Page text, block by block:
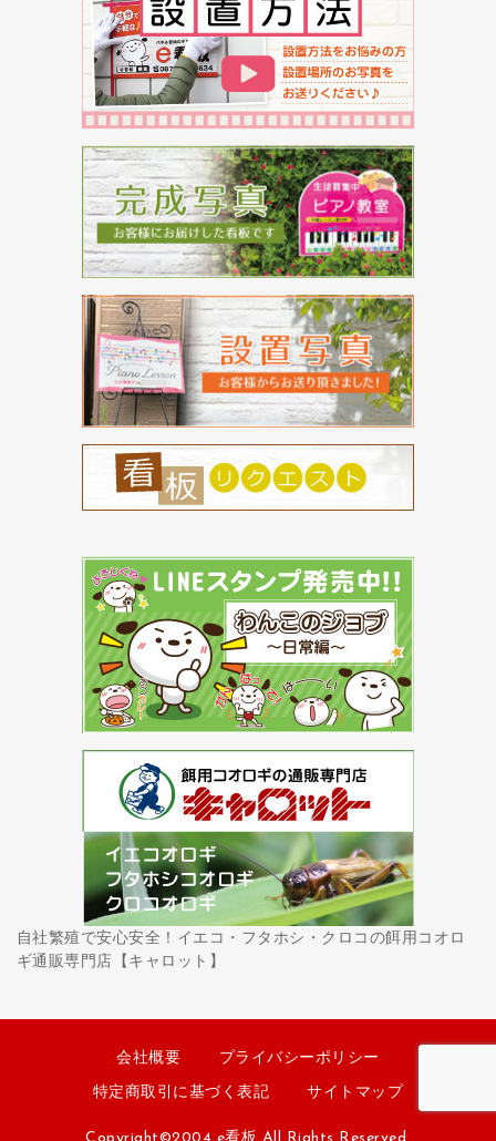
自社繁殖で安心安全！イエコ・フタホシ・クロコの餌用コオロ
ギ通販専門店【キャロット】
会社概要 プライバシーポリシー
特定商取引に基づく表記 サイトマップ